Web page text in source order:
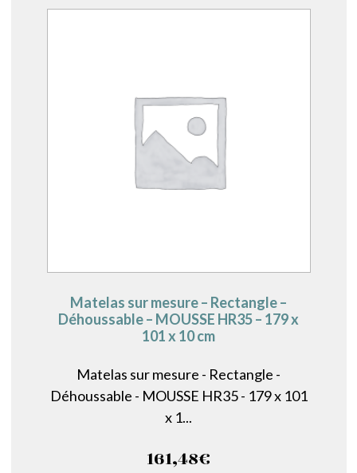
Matelas sur mesure – Rectangle –
Déhoussable – MOUSSE HR35 – 179 x
101 x 10 cm
Matelas sur mesure - Rectangle -
Déhoussable - MOUSSE HR35 - 179 x 101
x 1...
161,48€